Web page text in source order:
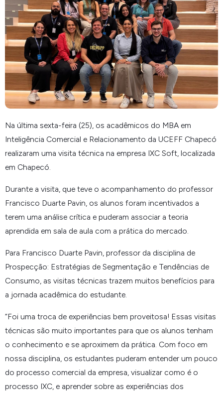
Na última sexta-feira (25), os acadêmicos do MBA em
Inteligência Comercial e Relacionamento da UCEFF Chapecó
realizaram uma visita técnica na empresa IXC Soft, localizada
em Chapecó.
Durante a visita, que teve o acompanhamento do professor
Francisco Duarte Pavin, os alunos foram incentivados a
terem uma análise crítica e puderam associar a teoria
aprendida em sala de aula com a prática do mercado.
Para Francisco Duarte Pavin, professor da disciplina de
Prospecção: Estratégias de Segmentação e Tendências de
Consumo, as visitas técnicas trazem muitos benefícios para
a jornada acadêmica do estudante.
“Foi uma troca de experiências bem proveitosa! Essas visitas
técnicas são muito importantes para que os alunos tenham
o conhecimento e se aproximem da prática. Com foco em
nossa disciplina, os estudantes puderam entender um pouco
do processo comercial da empresa, visualizar como é o
processo IXC, e aprender sobre as experiências dos